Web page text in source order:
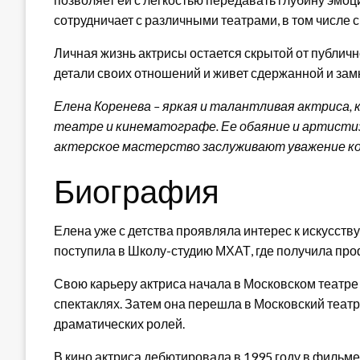
сотрудничает с различными театрами, в том
Личная жизнь актрисы остается скрытой от
детали своих отношений и живет сдержанной и
Елена Коренева – яркая и талантливая актриса,
театре и кинематографе. Ее обаяние и
актерское мастерство заслуживают уважение
Биография
Елена уже с детства проявляла интерес к
поступила в Школу-студию МХАТ, где получила
Свою карьеру актриса начала в Московском
спектаклях. Затем она перешла в Московский
драматических ролей.
В кино актриса дебютировала в 1995 году в